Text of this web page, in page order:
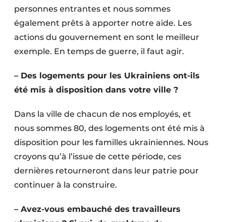
personnes entrantes et nous sommes
également prêts à apporter notre aide. Les
actions du gouvernement en sont le meilleur
exemple. En temps de guerre, il faut agir.
– Des logements pour les Ukrainiens ont-ils
été mis à disposition dans votre ville ?
Dans la ville de chacun de nos employés, et
nous sommes 80, des logements ont été mis à
disposition pour les familles ukrainiennes. Nous
croyons qu’à l’issue de cette période, ces
dernières retourneront dans leur patrie pour
continuer à la construire.
– Avez-vous embauché des travailleurs